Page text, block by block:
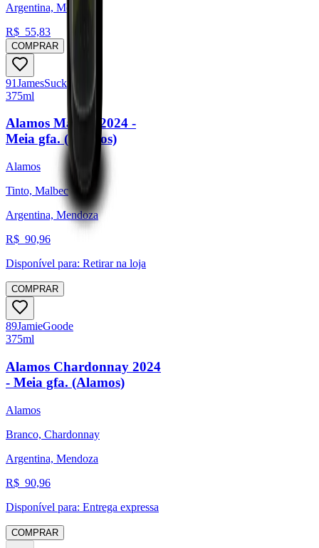
Argentina, Mendoza
R$ 55,83
COMPRAR
91JamesSuckling
375ml
Alamos Malbec 2024 -
Meia gfa. (Alamos)
Alamos
Tinto, Malbec
Argentina, Mendoza
R$ 90,96
Disponível para: Retirar na loja
COMPRAR
89JamieGoode
375ml
Alamos Chardonnay 2024
- Meia gfa. (Alamos)
Alamos
Branco, Chardonnay
Argentina, Mendoza
R$ 90,96
Disponível para: Entrega expressa
COMPRAR